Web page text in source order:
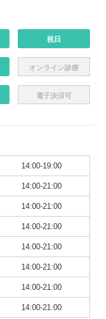
祝日
オンライン診療
電子決済可
14:00-19:00
14:00-21:00
14:00-21:00
14:00-21:00
14:00-21:00
14:00-21:00
14:00-21:00
14:00-21:00